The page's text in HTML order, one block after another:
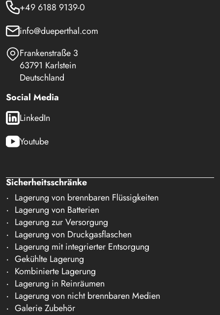
+49 6188 9139-0
info@dueperthal.com
Frankenstraße 3
63791 Karlstein
Deutschland
Social Media
LinkedIn
Youtube
Sicherheitsschränke
Lagerung von brennbaren Flüssigkeiten
Lagerung von Batterien
Lagerung zur Versorgung
Lagerung von Druckgasflaschen
Lagerung mit integrierter Entsorgung
Gekühlte Lagerung
Kombinierte Lagerung
Lagerung in Reinräumen
Lagerung von nicht brennbaren Medien
Galerie Zubehör